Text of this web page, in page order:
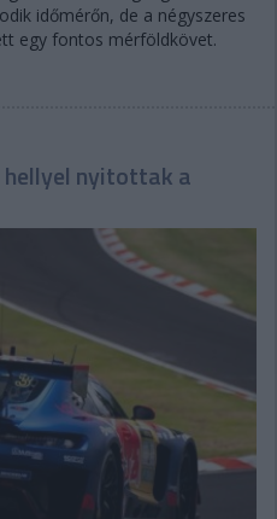
időmérőn, de a négyszeres
egy fontos mérföldkövet.
hellyel nyitottak a